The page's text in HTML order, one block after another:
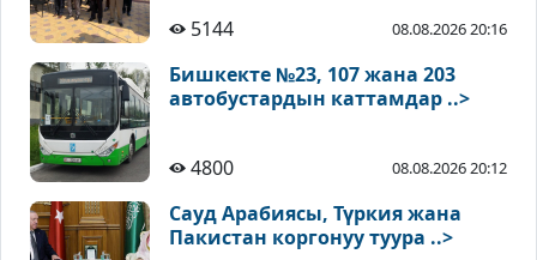
5144 08.08.2026 20:16
Бишкекте №23, 107 жана 203
автобустардын каттамдар ..>
4800 08.08.2026 20:12
Сауд Арабиясы, Түркия жана
Пакистан коргонуу туура ..>